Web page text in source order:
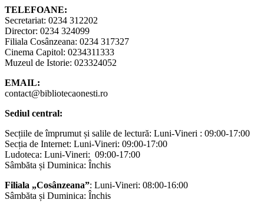
TELEFOANE:
Secretariat: 0234 312202
Director: 0234 324099
Filiala Cosânzeana: 0234 317327
Cinema Capitol: 0234311333
Muzeul de Istorie: 023324052
EMAIL:
contact@bibliotecaonesti.ro
Sediul central:
Secțiile de împrumut și salile de lectură: Luni-Vineri : 09:00-17:00
Secția de Internet: Luni-Vineri: 09:00-17:00
Ludoteca: Luni-Vineri: 09:00-17:00
Sâmbăta și Duminica: Închis
Filiala „Cosânzeana”: Luni-Vineri: 08:00-16:00
Sâmbăta și Duminica: Închis